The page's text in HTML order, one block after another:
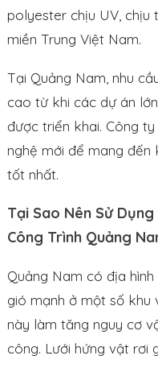
polyester chịu UV, chịu
miền Trung Việt Nam.
Tại Quảng Nam, nhu
cao từ khi các dự án
được triển khai. Công
nghệ mới để mang đến
tốt nhất.
Tại Sao Nên Sử
Công Trình Quảng
Quảng Nam có địa
gió mạnh ở một số khu
này làm tăng nguy cơ
công. Lưới hứng vật rơi